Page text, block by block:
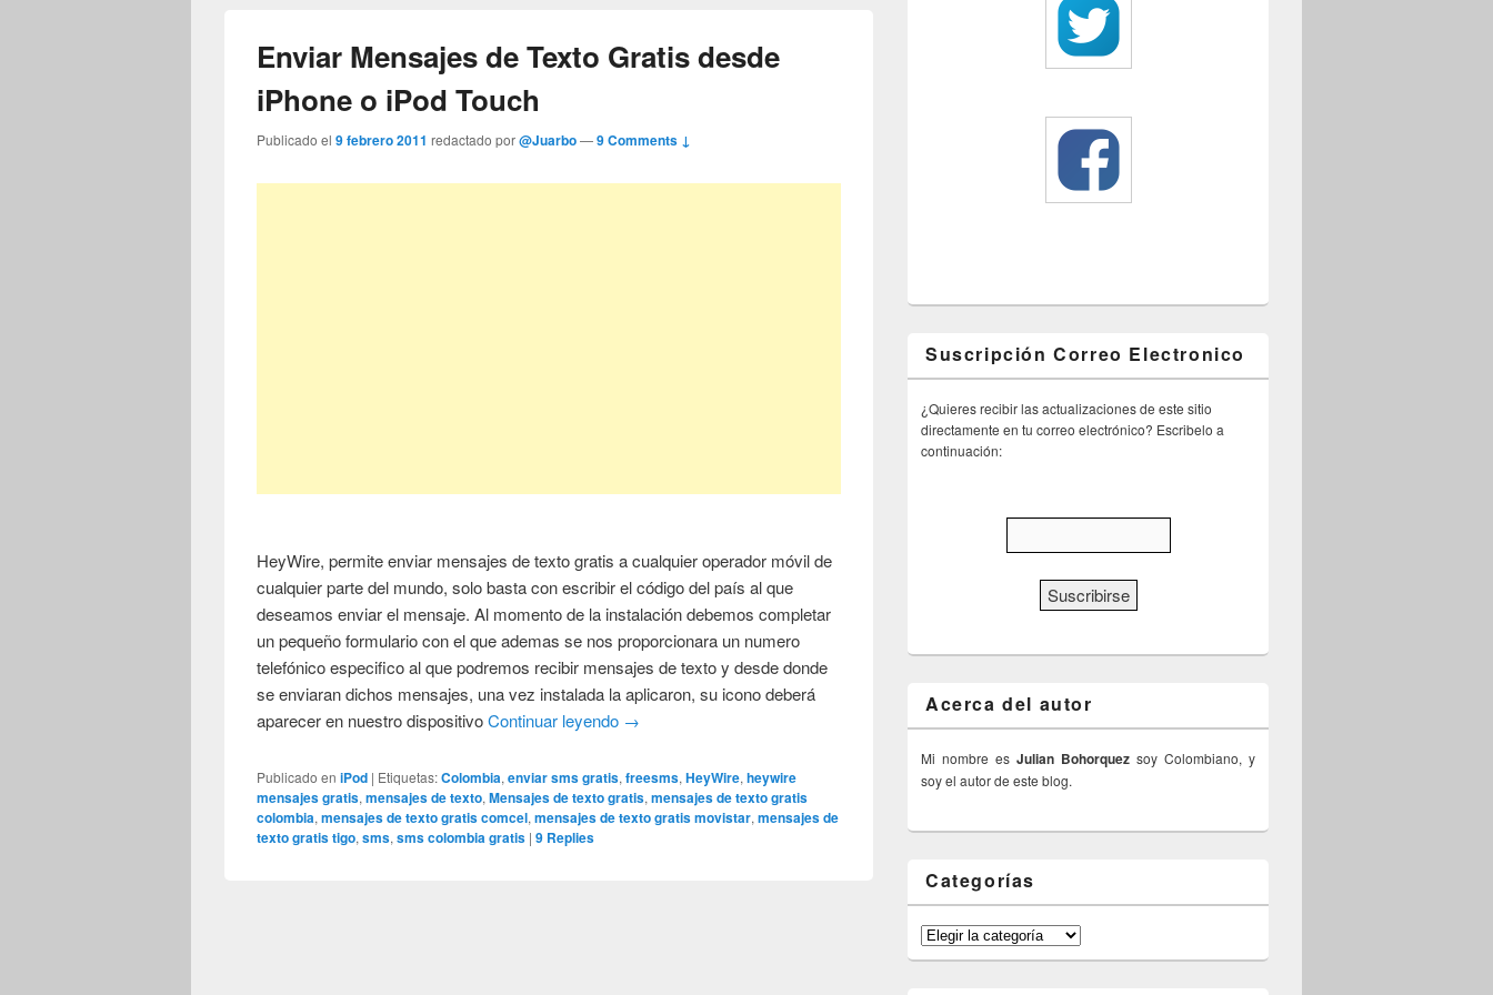
Enviar Mensajes de Texto Gratis desde
iPhone o iPod Touch
Publicado el9 febrero 2011 redactado por@Juarbo—9 Comments ↓
HeyWire, permite enviar mensajes de texto gratis a cualquier operador móvil de
cualquier parte del mundo, solo basta con escribir el código del país al que
deseamos enviar el mensaje. Al momento de la instalación debemos completar
un pequeño formulario con el que ademas se nos proporcionara un numero
telefónico especifico al que podremos recibir mensajes de texto y desde donde
se enviaran dichos mensajes, una vez instalada la aplicaron, su icono deberá
aparecer en nuestro dispositivoContinuar leyendo →
Publicado en iPod | Etiquetas:Colombia,enviar sms gratis,freesms,HeyWire,heywire
mensajes gratis,mensajes de texto,Mensajes de texto gratis,mensajes de texto gratis
colombia,mensajes de texto gratis comcel,mensajes de texto gratis movistar,mensajes de
texto gratis tigo,sms,sms colombia gratis |9 Replies
Suscripción Correo Electronico
¿Quieres recibir las actualizaciones de este sitio
directamente en tu correo electrónico? Escribelo a
continuación:
Acerca del autor
Mi nombre es Julian Bohorquez soy Colombiano, y
soy el autor de este blog.
Categorías
Categorías